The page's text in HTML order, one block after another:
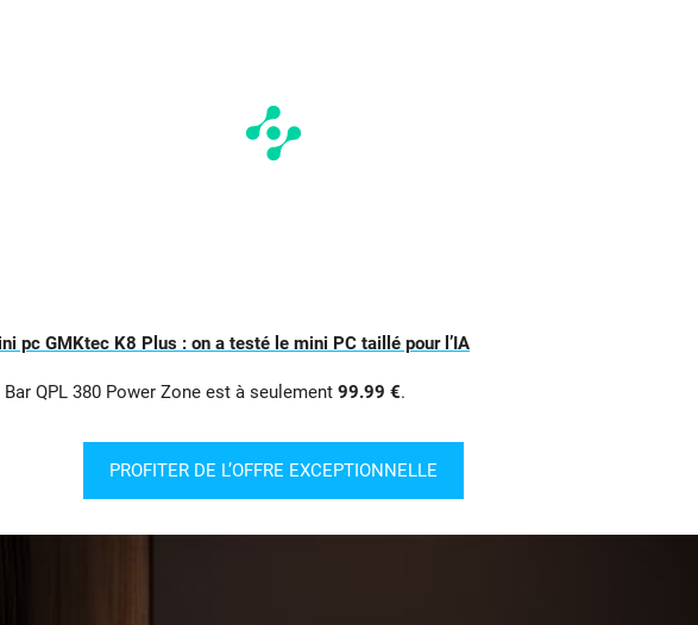
pc GMKtec K8 Plus : on a testé le mini PC taillé pour l’IA
QPL 380 Power Zone est à seulement 99.99 €.
PROFITER DE L’OFFRE EXCEPTIONNELLE